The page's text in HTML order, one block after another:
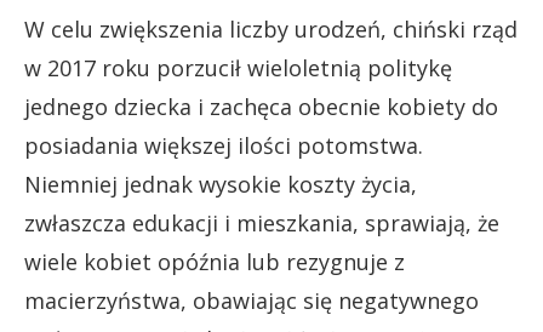
W celu zwiększenia liczby urodzeń, chiński rząd
w 2017 roku porzucił wieloletnią politykę
jednego dziecka i zachęca obecnie kobiety do
posiadania większej ilości potomstwa.
Niemniej jednak wysokie koszty życia,
zwłaszcza edukacji i mieszkania, sprawiają, że
wiele kobiet opóźnia lub rezygnuje z
macierzyństwa, obawiając się negatywnego